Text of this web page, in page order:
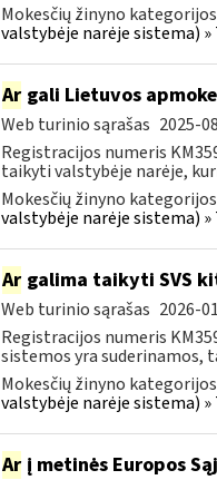
Mokesčių žinyno
valstybėje narėje sistema)
Argali Lietuvos
Web turinio sąrašas 2025-
Registracijos numeris
taikyti valstybėje narėje,
Mokesčių žinyno
valstybėje narėje sistema)
Argalima taikyti SVS
Web turinio sąrašas 2026-
Registracijos numeris
sistemos yra suderinamos,
Mokesčių žinyno
valstybėje narėje sistema)
Arį metinės Europos